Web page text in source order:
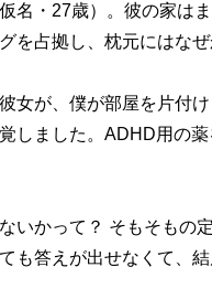
名・27歳）。彼の家は
を占拠し、枕元にはな
彼女が、僕が部屋を片付
しました。ADHD用の
いかって？ そもそもの
も答えが出せなくて、